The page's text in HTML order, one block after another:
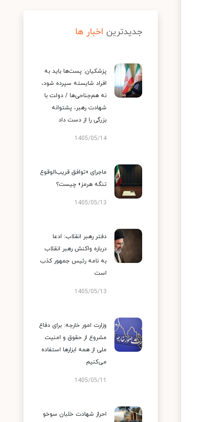
جدیدترین اخبار ها
پزشکیان: پست‌ها باید به
افراد شایسته سپرده شود،
نه هم‌جناحی‌ها / دولت با
شهادت رهبر، پشتوانه
بزرگی را از دست داد
1405/05/14
ماجرای «توافق قریب‌الوقوع
تنگه هرمز» چیست؟
1405/05/13
دفتر رهبر انقلاب: ادعا
درباره واکنش رهبر انقلاب
به نامه رئیس جمهور کذب
است
1405/05/13
وزارت امور خارجه: برای دفاع
مشروع از حقوق و امنیت
ملی از همه ابزارها استفاده
می‌کنیم
1405/05/11
احراز شهادت خلبان سوخو